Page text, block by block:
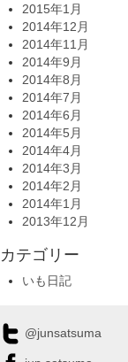
2015年1月
2014年12月
2014年11月
2014年9月
2014年8月
2014年7月
2014年6月
2014年5月
2014年4月
2014年3月
2014年2月
2014年1月
2013年12月
カテゴリー
いも日記
@junsatsuma